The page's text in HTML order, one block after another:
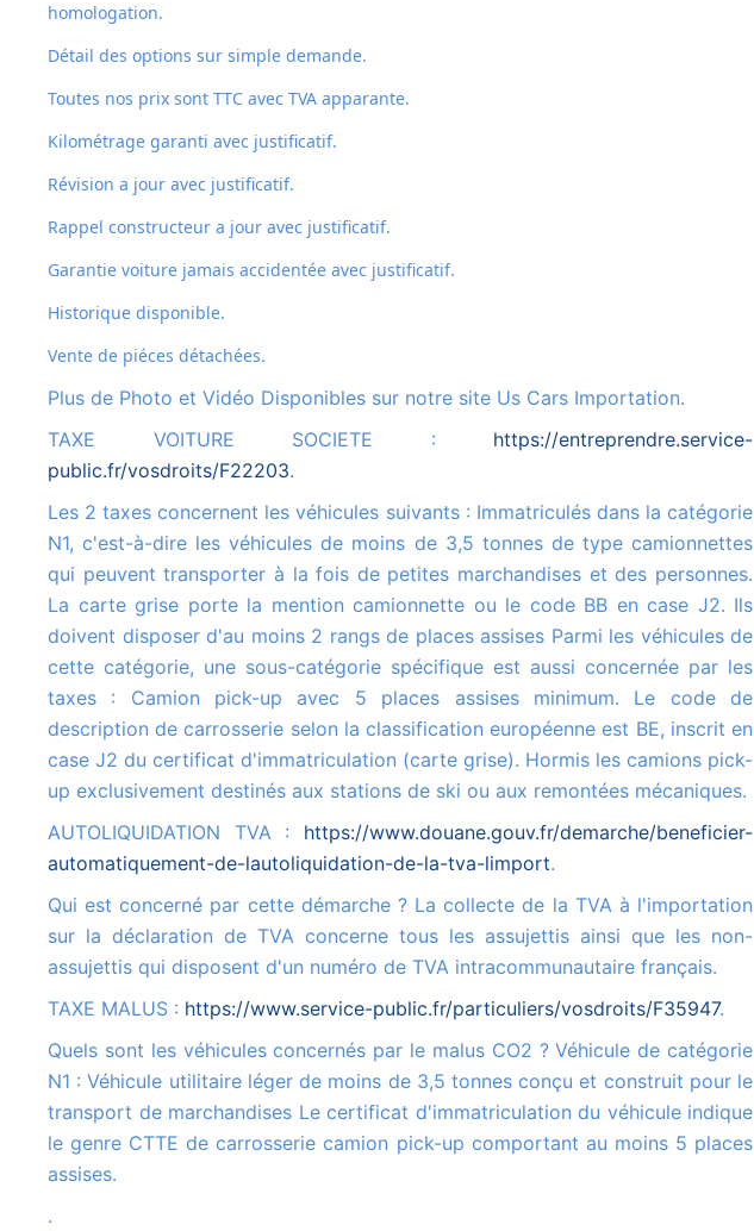
homologation.
Détail des options sur simple demande.
Toutes nos prix sont TTC avec TVA apparante.
Kilométrage garanti avec justificatif.
Révision a jour avec justificatif.
Rappel constructeur a jour avec justificatif.
Garantie voiture jamais accidentée avec justificatif.
Historique disponible.
Vente de piéces détachées.
Plus de Photo et Vidéo Disponibles sur notre site Us Cars Importation.
TAXE VOITURE SOCIETE : https://entreprendre.service-
public.fr/vosdroits/F22203.
Les 2 taxes concernent les véhicules suivants : Immatriculés dans la catégorie
N1, c'est-à-dire les véhicules de moins de 3,5 tonnes de type camionnettes
qui peuvent transporter à la fois de petites marchandises et des personnes.
La carte grise porte la mention camionnette ou le code BB en case J2. Ils
doivent disposer d'au moins 2 rangs de places assises Parmi les véhicules de
cette catégorie, une sous-catégorie spécifique est aussi concernée par les
taxes : Camion pick-up avec 5 places assises minimum. Le code de
description de carrosserie selon la classification européenne est BE, inscrit en
case J2 du certificat d'immatriculation (carte grise). Hormis les camions pick-
up exclusivement destinés aux stations de ski ou aux remontées mécaniques.
AUTOLIQUIDATION TVA : https://www.douane.gouv.fr/demarche/beneficier-
automatiquement-de-lautoliquidation-de-la-tva-limport.
Qui est concerné par cette démarche ? La collecte de la TVA à l'importation
sur la déclaration de TVA concerne tous les assujettis ainsi que les non-
assujettis qui disposent d'un numéro de TVA intracommunautaire français.
TAXE MALUS : https://www.service-public.fr/particuliers/vosdroits/F35947.
Quels sont les véhicules concernés par le malus CO2 ? Véhicule de catégorie
N1 : Véhicule utilitaire léger de moins de 3,5 tonnes conçu et construit pour le
transport de marchandises Le certificat d'immatriculation du véhicule indique
le genre CTTE de carrosserie camion pick-up comportant au moins 5 places
assises.
.